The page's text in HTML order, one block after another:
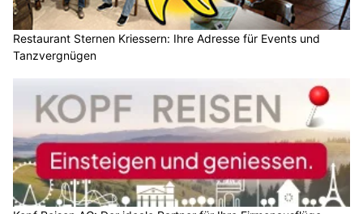
Restaurant Sternen Kriessern: Ihre Adresse für Events und
Tanzvergnügen